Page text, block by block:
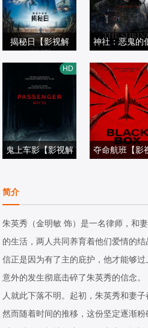
揭秘日【影视解
帕拉克,迈克尔·加
斯顿,伊芙·休森,艾
曼·多明戈,库利·卡
尔文,乔什·奥康纳,
劳埃德-休斯,怀亚
特·罗素,克里斯·西
尔科克,埃利奥特·
维拉尔,汤米·马丁
内兹,加比·比恩斯,
斯万米·萨姆派奥,
奇里尔·保兰,麦肯
娜·布里杰,艾米丽·
电影解说
2026/美国
神社：恶鬼的
素云,孔成夏
电影解说
2026/韩国,日
鬼上车影【影视解
丽莎·里奥,托尼·杜
佩,米歇尔·L·皮特
斯,卢·洛贝尔,德薇
埃尔·约翰逊,邦妮·
迪肖恩,布雷特·贝
德罗西安,杰西卡·
克鲁兹
电影解说
2026/美国
HD
夺命航班【影
汤姆·布里特
娜克·塔波特
ny·Mac,特蕾
登·加西亚,戴
特·奥哈拉,莫莉
尔·赖特
2026/美国
简介
朱英秀（金明敏 饰）是一名律师，和
的生活，两人共同养育着他们爱情的
信正是因为有了主的庇护，他才能够
意外的发生彻底击碎了朱英秀的信
人就此下落不明。起初，朱英秀和妻
然而随着时间的推移，这份坚定逐渐